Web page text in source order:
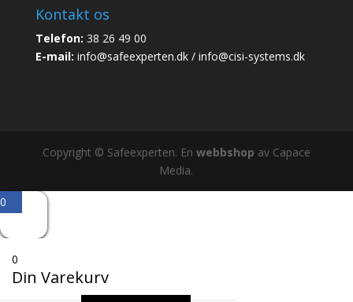
Kontakt os
Telefon: 38 26 49 00
E-mail: info@safeexperten.dk / info@cisi-systems.dk
Copyright © Safeexperten. En webbshop av Capace
Media.
0
0
Din Varekurv